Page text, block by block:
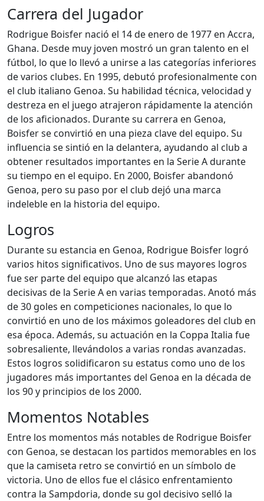
Carrera del Jugador
Rodrigue Boisfer nació el 14 de enero de 1977 en Accra,
Ghana. Desde muy joven mostró un gran talento en el
fútbol, lo que lo llevó a unirse a las categorías inferiores
de varios clubes. En 1995, debutó profesionalmente con
el club italiano Genoa. Su habilidad técnica, velocidad y
destreza en el juego atrajeron rápidamente la atención
de los aficionados. Durante su carrera en Genoa,
Boisfer se convirtió en una pieza clave del equipo. Su
influencia se sintió en la delantera, ayudando al club a
obtener resultados importantes en la Serie A durante
su tiempo en el equipo. En 2000, Boisfer abandonó
Genoa, pero su paso por el club dejó una marca
indeleble en la historia del equipo.
Logros
Durante su estancia en Genoa, Rodrigue Boisfer logró
varios hitos significativos. Uno de sus mayores logros
fue ser parte del equipo que alcanzó las etapas
decisivas de la Serie A en varias temporadas. Anotó más
de 30 goles en competiciones nacionales, lo que lo
convirtió en uno de los máximos goleadores del club en
esa época. Además, su actuación en la Coppa Italia fue
sobresaliente, llevándolos a varias rondas avanzadas.
Estos logros solidificaron su estatus como uno de los
jugadores más importantes del Genoa en la década de
los 90 y principios de los 2000.
Momentos Notables
Entre los momentos más notables de Rodrigue Boisfer
con Genoa, se destacan los partidos memorables en los
que la camiseta retro se convirtió en un símbolo de
victoria. Uno de ellos fue el clásico enfrentamiento
contra la Sampdoria, donde su gol decisivo selló la